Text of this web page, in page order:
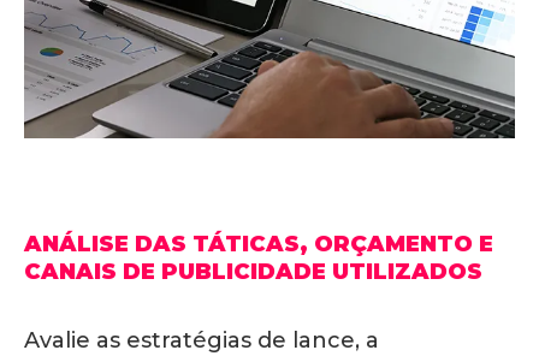
ANÁLISE DAS TÁTICAS, ORÇAMENTO E
CANAIS DE PUBLICIDADE UTILIZADOS
Avalie as estratégias de lance, a